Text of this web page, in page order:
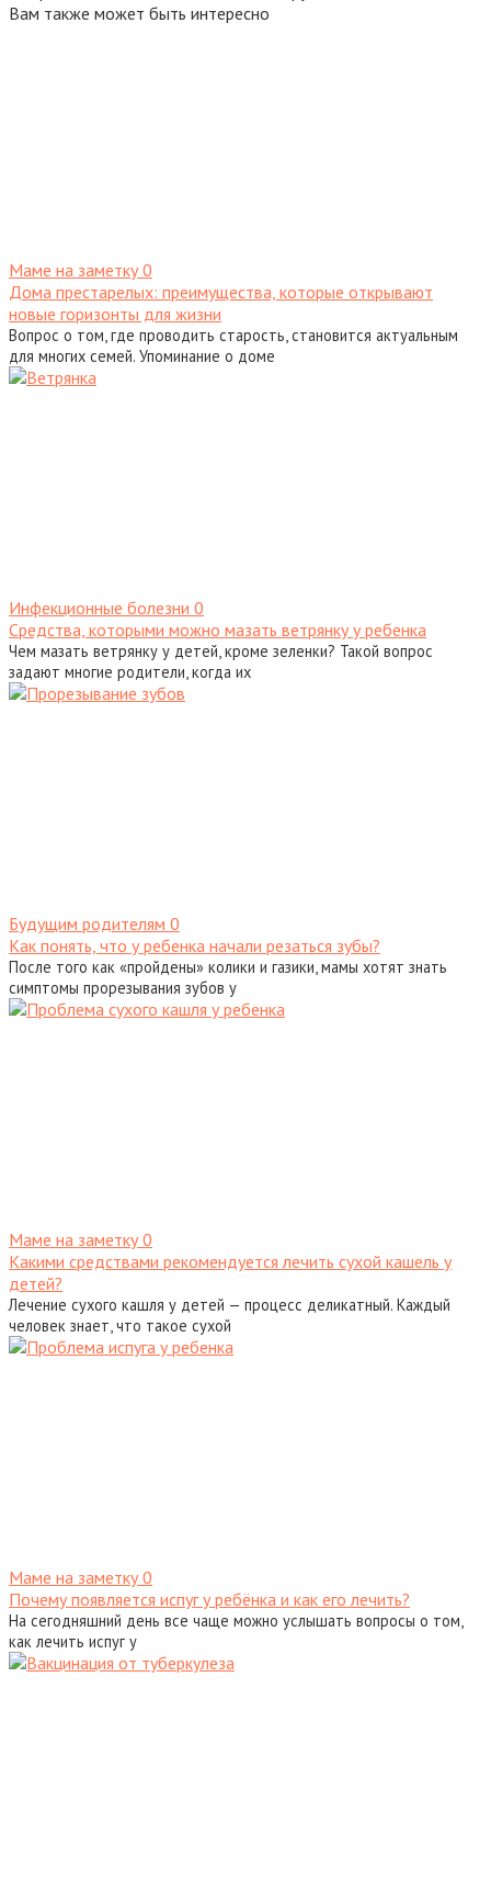
Вам также может быть интересно
Маме на заметку0
Дома престарелых: преимущества, которые открывают
новые горизонты для жизни
Вопрос о том, где проводить старость, становится актуальным
для многих семей. Упоминание о доме
Инфекционные болезни 0
Средства, которыми можно мазать ветрянку у ребенка
Чем мазать ветрянку у детей, кроме зеленки? Такой вопрос
задают многие родители, когда их
Будущим родителям 0
Как понять, что у ребенка начали резаться зубы?
После того как «пройдены» колики и газики, мамы хотят знать
симптомы прорезывания зубов у
Маме на заметку0
Какими средствами рекомендуется лечить сухой кашель у
детей?
Лечение сухого кашля у детей — процесс деликатный. Каждый
человек знает, что такое сухой
Маме на заметку0
Почему появляется испуг у ребёнка и как его лечить?
На сегодняшний день все чаще можно услышать вопросы о том,
как лечить испуг у